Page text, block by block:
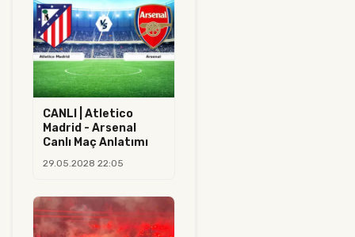
CANLI | Atletico
Madrid - Arsenal
Canlı Maç Anlatımı
29.05.2028 22:05